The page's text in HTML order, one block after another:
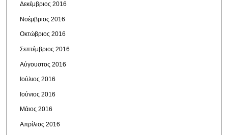
Δεκέμβριος 2016
Νοέμβριος 2016
Οκτώβριος 2016
Σεπτέμβριος 2016
Αύγουστος 2016
Ιούλιος 2016
Ιούνιος 2016
Μάιος 2016
Απρίλιος 2016